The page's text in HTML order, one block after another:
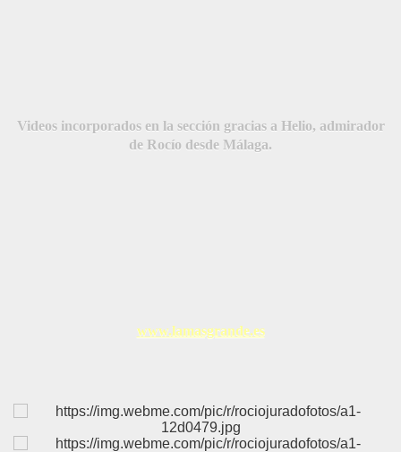
Videos incorporados en la sección gracias a Helio, admirador
de Rocío desde Málaga.
www.lamasgrande.es